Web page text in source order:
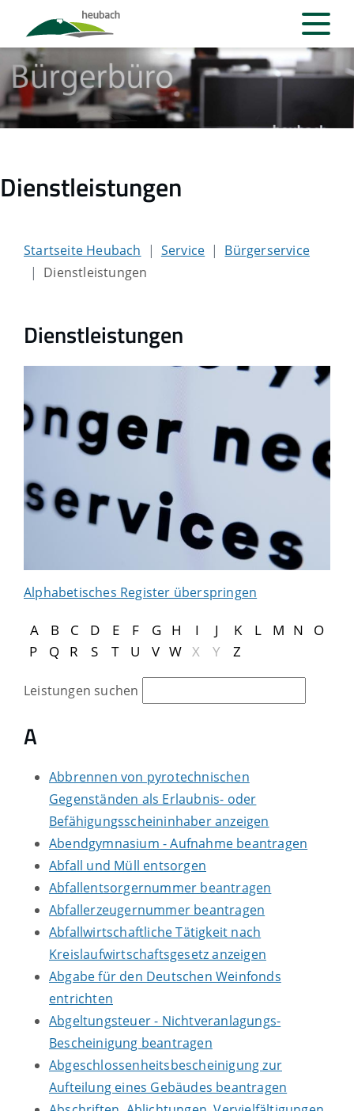
Dienstleistungen
Startseite Heubach Service
Bürgerservice
Dienstleistungen
Dienstleistungen
Alphabetisches Register überspringen
A B C D E F G H I J K L M N
O
P
Q R S T U V W X Y Z
Leistungen suchen
A
Abbrennen von pyrotechnischen
Gegenständen als Erlaubnis- oder
Befähigungsscheininhaber anzeigen
Abendgymnasium - Aufnahme beantragen
Abfall und Müll entsorgen
Abfallentsorgernummer beantragen
Abfallerzeugernummer beantragen
Abfallwirtschaftliche Tätigkeit nach
Kreislaufwirtschaftsgesetz anzeigen
Abgabe für den Deutschen Weinfonds
entrichten
Abgeltungsteuer - Nichtveranlagungs-
Bescheinigung beantragen
Abgeschlossenheitsbescheinigung zur
Aufteilung eines Gebäudes beantragen